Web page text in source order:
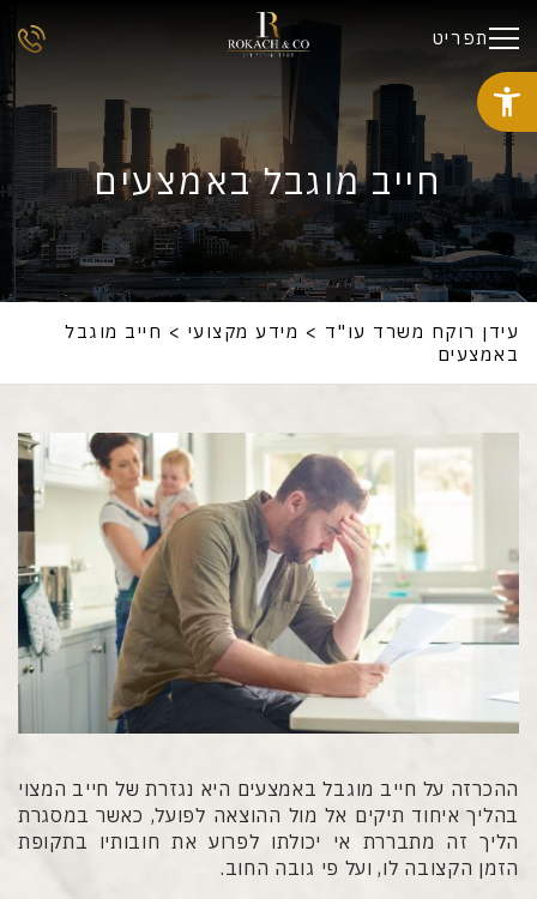
תפריט
חייב מוגבל באמצעים
עידן רוקח משרד עו"ד > מידע מקצועי > חייב מוגבל
באמצעים
ההכרזה על חייב מוגבל באמצעים היא נגזרת של חייב המצוי
בהליך איחוד תיקים אל מול ההוצאה לפועל, כאשר במסגרת
הליך זה מתבררת אי יכולתו לפרוע את חובותיו בתקופת
הזמן הקצובה לו, ועל פי גובה החוב.